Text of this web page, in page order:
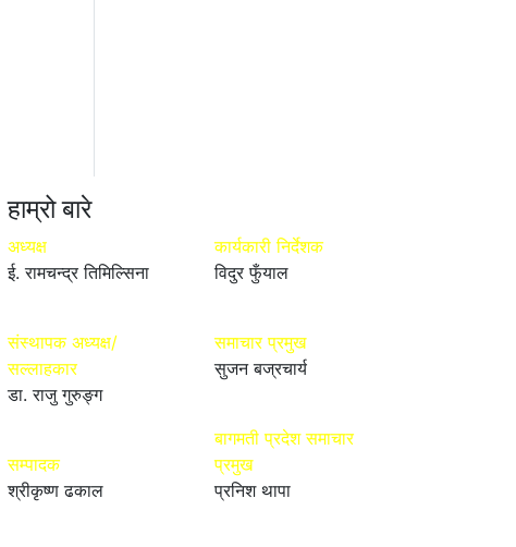
हाम्रो बारे
अध्यक्ष
ई. रामचन्द्र तिमिल्सिना
संस्थापक अध्यक्ष/
सल्लाहकार
डा. राजु गुरुङ्ग
सम्पादक
श्रीकृष्ण ढकाल
कार्यकारी निर्देशक
विदुर फुँयाल
समाचार प्रमुख
सुजन बज्रचार्य
बागमती प्रदेश समाचार
प्रमुख
प्रनिश थापा